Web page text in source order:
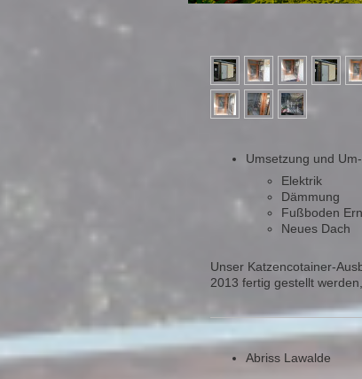
Umsetzung und
Elektrik
Dämmung
Fußboden
Neues Dach
Unser Katzencotainer-
2013 fertig gestellt
Abriss Lawalde